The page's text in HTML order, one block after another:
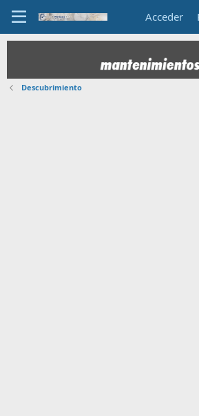
Acceder
Descubrimiento